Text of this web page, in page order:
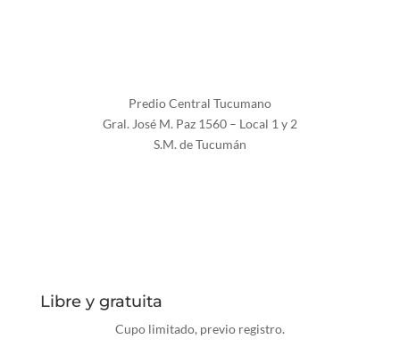
Predio Central Tucumano
Gral. José M. Paz 1560 – Local 1 y 2
S.M. de Tucumán
Libre y gratuita
Cupo limitado, previo registro.